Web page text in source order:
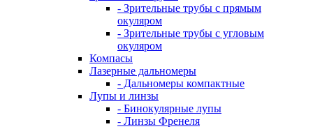
- Зрительные трубы с прямым
окуляром
- Зрительные трубы с угловым
окуляром
Компасы
Лазерные дальномеры
- Дальномеры компактные
Лупы и линзы
- Бинокулярные лупы
- Линзы Френеля